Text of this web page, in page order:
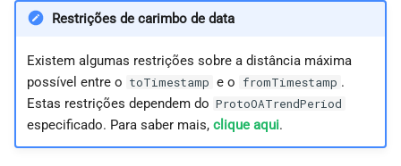
Restrições de carimbo de data
Existem algumas restrições sobre a distância máxima
possível entre o toTimestamp e o fromTimestamp .
Estas restrições dependem do ProtoOATrendPeriod
especificado. Para saber mais, clique aqui.